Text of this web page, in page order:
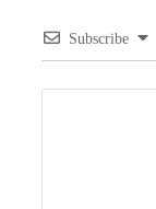
Subscribe